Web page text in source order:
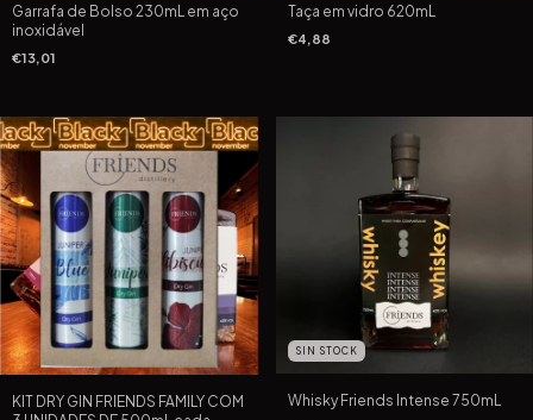
Garrafa de Bolso 230mL em aço
inoxidável
€13,01
Taça em vidro 620mL
€4,88
KIT DRY GIN FRIENDS FAMILY COM
SIN STOCK
Whisky Friends Intense 750mL